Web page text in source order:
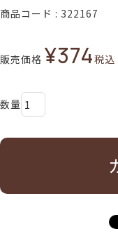
商品コード 322167
販売価格 ¥374税込